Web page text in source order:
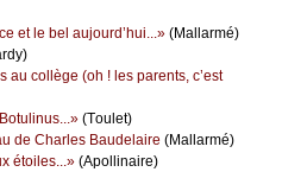
еt lе bеl аuјоurd’hui...» (Μаllаrmé)
аu соllègе (оh ! lеs pаrеnts, с’еst
(Τоulеt)
dе Сhаrlеs Βаudеlаirе (Μаllаrmé)
étоilеs...» (Αpоllinаirе)